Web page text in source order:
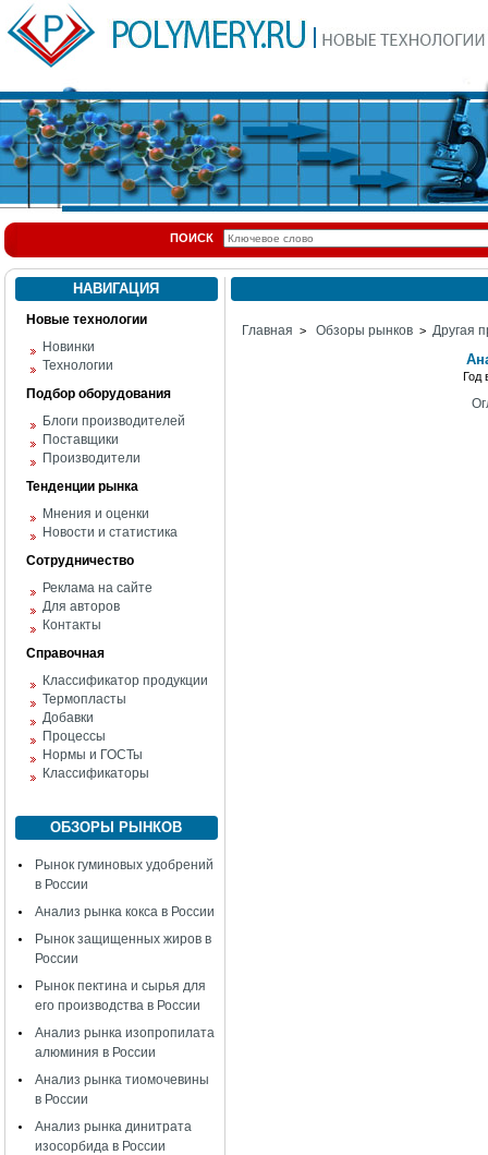
ПОИСК
НАВИГАЦИЯ
Новые технологии
Новинки
Технологии
Подбор оборудования
Блоги производителей
Поставщики
Производители
Тенденции рынка
Мнения и оценки
Новости и статистика
Сотрудничество
Реклама на сайте
Для авторов
Контакты
Справочная
Классификатор продукции
Термопласты
Добавки
Процессы
Нормы и ГОСТы
Классификаторы
ОБЗОРЫ РЫНКОВ
Рынок гуминовых удобрений
в России
Анализ рынка кокса в России
Рынок защищенных жиров в
России
Рынок пектина и сырья для
его производства в России
Анализ рынка изопропилата
алюминия в России
Анализ рынка тиомочевины
в России
Анализ рынка динитрата
изосорбида в России
Главная > Обзоры рынков > Другая
Год